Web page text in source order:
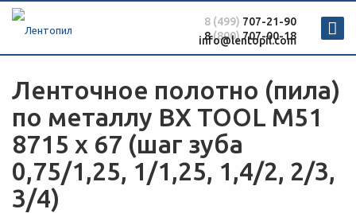
8(800)707-00-18
8 (499) 707-21-90
info@lentopil.com
Ленточное полотно (пила)
по металлу BX TOOL М51
8715 х 67 (шаг зуба
0,75/1,25, 1/1,25, 1,4/2, 2/3,
3/4)